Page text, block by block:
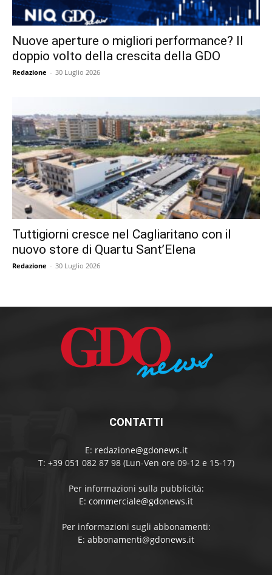
Nuove aperture o migliori performance? Il
doppio volto della crescita della GDO
Redazione - 30 Luglio 2026
Tuttigiorni cresce nel Cagliaritano con il
nuovo store di Quartu Sant’Elena
Redazione - 30 Luglio 2026
CONTATTI
E: redazione@gdonews.it
T: +39 051 082 87 98 (Lun-Ven ore 09-12 e 15-17)
Per informazioni sulla pubblicità:
E: commerciale@gdonews.it
Per informazioni sugli abbonamenti:
E: abbonamenti@gdonews.it